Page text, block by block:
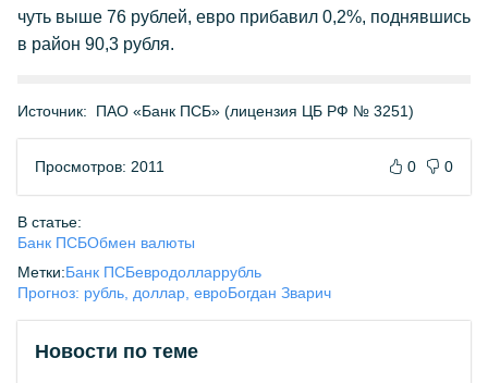
чуть выше 76 рублей, евро прибавил 0,2%, поднявшись
в район 90,3 рубля.
Источник: ПАО «Банк ПСБ» (лицензия ЦБ РФ № 3251)
Просмотров: 2011 0 0
В статье:
Банк ПСБОбмен валюты
Метки:Банк ПСБевродолларрубль
Прогноз: рубль, доллар, евроБогдан Зварич
Новости по теме